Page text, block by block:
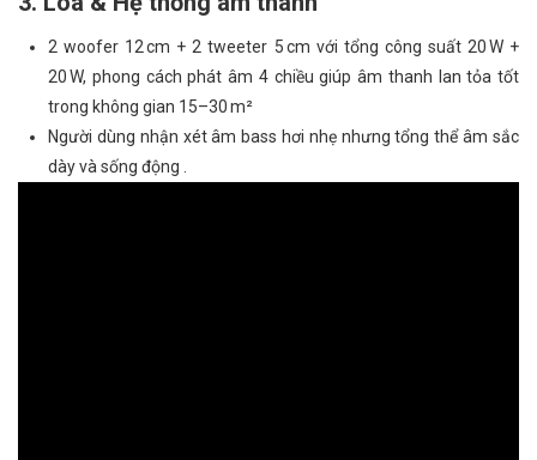
2 woofer 12 cm + 2 tweeter 5 cm với tổng công suất 20 W +
20 W, phong cách phát âm 4 chiều giúp âm thanh lan tỏa tốt
trong không gian 15–30 m²
Người dùng nhận xét âm bass hơi nhẹ nhưng tổng thể âm sắc
dày và sống động .